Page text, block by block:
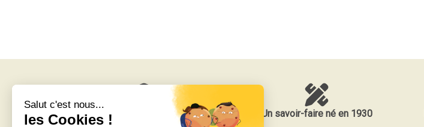
Livraison gratuite Un savoir-faire né en 1930